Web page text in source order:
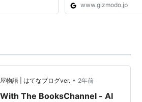
実共に世界最大のレコー
www.gizmodo.jp
物語 | はてなブログver. • 2年前
The BooksChannel - AI